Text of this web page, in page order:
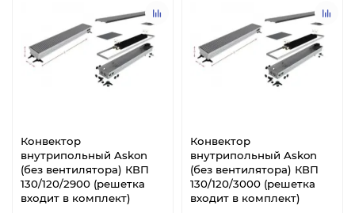
Конвектор
внутрипольный Askon
(без вентилятора) КВП
130/120/2900 (решетка
входит в комплект)
Конвектор
внутрипольный Askon
(без вентилятора) КВП
130/120/3000 (решетка
входит в комплект)